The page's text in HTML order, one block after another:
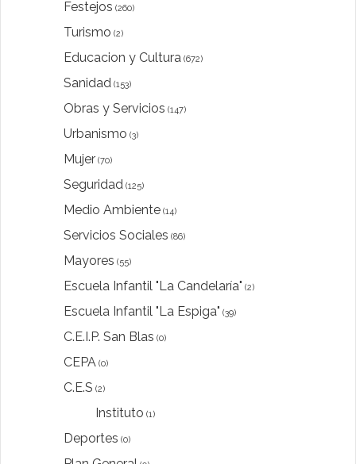
Festejos (260)
Turismo (2)
Educacion y Cultura (672)
Sanidad (153)
Obras y Servicios (147)
Urbanismo (3)
Mujer (70)
Seguridad (125)
Medio Ambiente (14)
Servicios Sociales (86)
Mayores (55)
Escuela Infantil "La Candelaría" (2)
Escuela Infantil "La Espiga" (39)
C.E.I.P. San Blas (0)
CEPA (0)
C.E.S (2)
Instituto (1)
Deportes (0)